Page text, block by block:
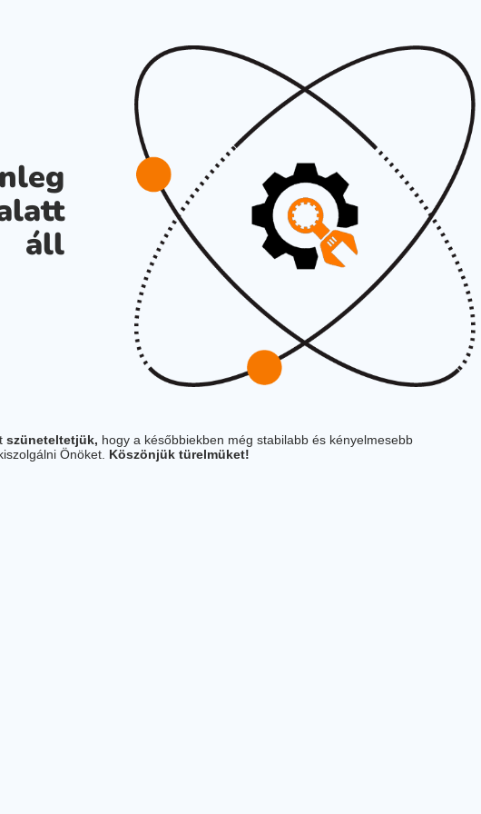
áll
szüneteltetjük, hogy a későbbiekben még stabilabb és kényelmesebb
Önöket. Köszönjük türelmüket!